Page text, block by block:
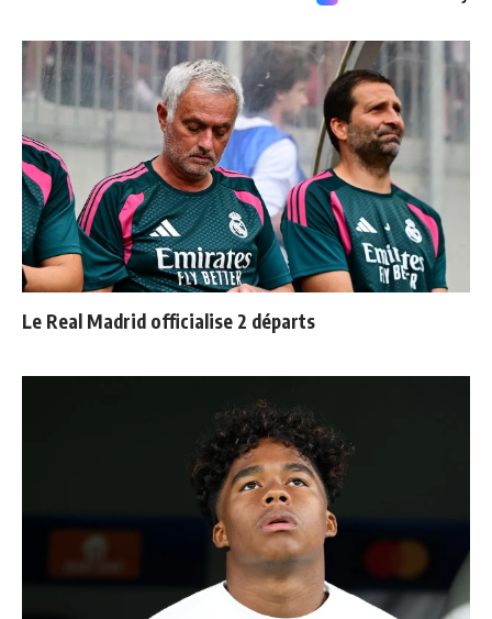
Le Real Madrid officialise 2 départs